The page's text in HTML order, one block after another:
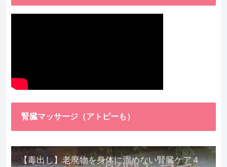
腎臓マッサージ（アトピーも）
【毒出し】老廃物を身体に溜めない腎臓ケア４種をご紹介します。